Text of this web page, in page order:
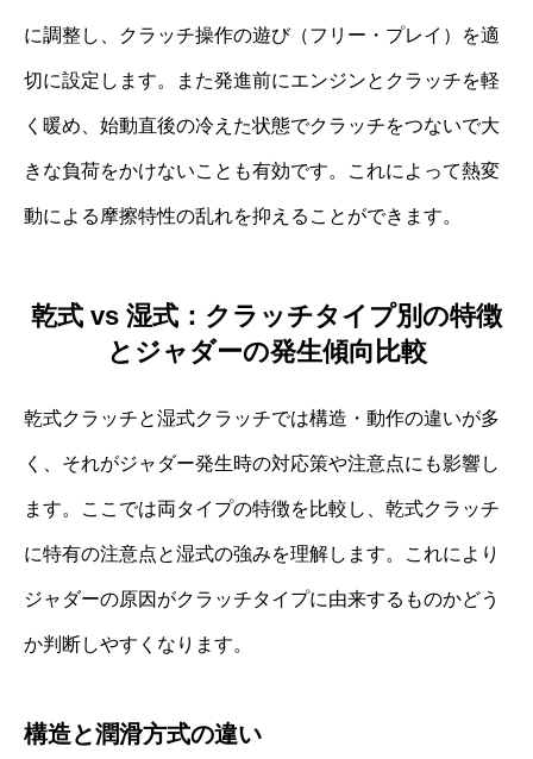
に調整し、クラッチ操作の遊び（フリー・プレイ）を適
切に設定します。また発進前にエンジンとクラッチを軽
く暖め、始動直後の冷えた状態でクラッチをつないで大
きな負荷をかけないことも有効です。これによって熱変
動による摩擦特性の乱れを抑えることができます。
乾式 vs 湿式：クラッチタイプ別の特徴
とジャダーの発生傾向比較
乾式クラッチと湿式クラッチでは構造・動作の違いが多
く、それがジャダー発生時の対応策や注意点にも影響し
ます。ここでは両タイプの特徴を比較し、乾式クラッチ
に特有の注意点と湿式の強みを理解します。これにより
ジャダーの原因がクラッチタイプに由来するものかどう
か判断しやすくなります。
構造と潤滑方式の違い